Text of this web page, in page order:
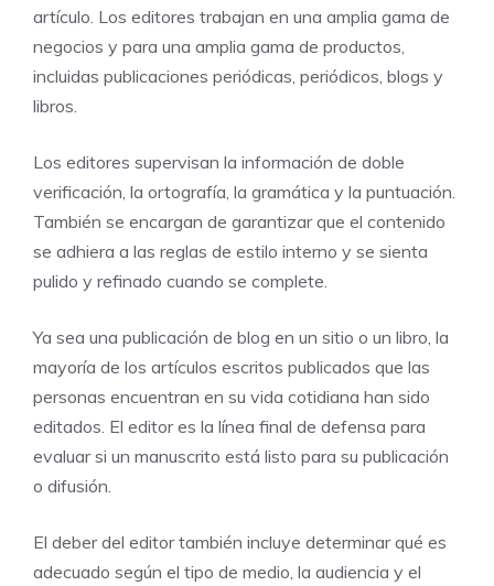
artículo. Los editores trabajan en una amplia gama de
negocios y para una amplia gama de productos,
incluidas publicaciones periódicas, periódicos, blogs y
libros.
Los editores supervisan la información de doble
verificación, la ortografía, la gramática y la puntuación.
También se encargan de garantizar que el contenido
se adhiera a las reglas de estilo interno y se sienta
pulido y refinado cuando se complete.
Ya sea una publicación de blog en un sitio o un libro, la
mayoría de los artículos escritos publicados que las
personas encuentran en su vida cotidiana han sido
editados. El editor es la línea final de defensa para
evaluar si un manuscrito está listo para su publicación
o difusión.
El deber del editor también incluye determinar qué es
adecuado según el tipo de medio, la audiencia y el